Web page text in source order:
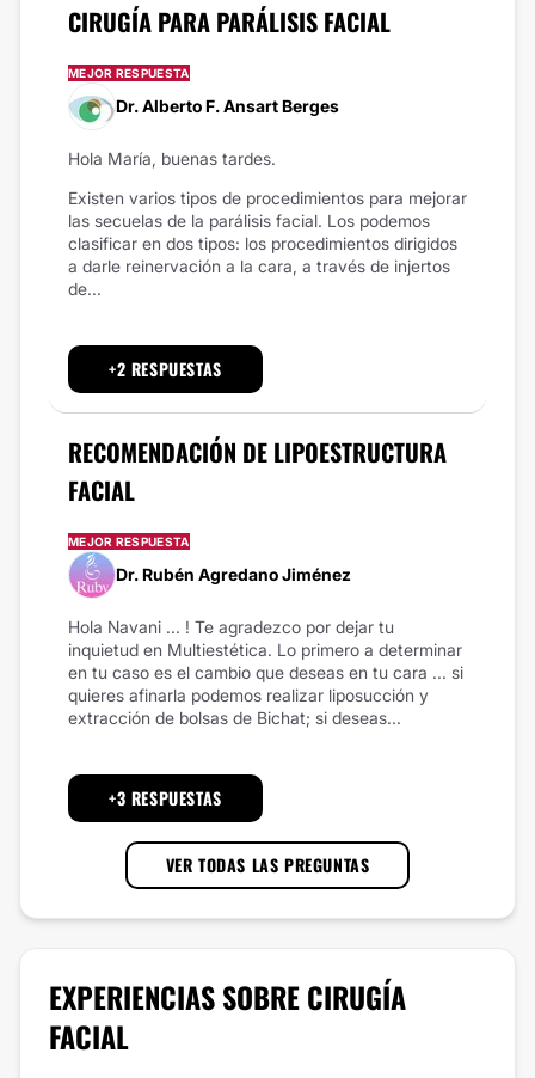
CIRUGÍA PARA PARÁLISIS FACIAL
MEJOR RESPUESTA
Dr. Alberto F. Ansart Berges
Hola María, buenas tardes.
Existen varios tipos de procedimientos para mejorar
las secuelas de la parálisis facial. Los podemos
clasificar en dos tipos: los procedimientos dirigidos
a darle reinervación a la cara, a través de injertos
de...
+2 RESPUESTAS
RECOMENDACIÓN DE LIPOESTRUCTURA
FACIAL
MEJOR RESPUESTA
Dr. Rubén Agredano Jiménez
Hola Navani ... ! Te agradezco por dejar tu
inquietud en Multiestética. Lo primero a determinar
en tu caso es el cambio que deseas en tu cara ... si
quieres afinarla podemos realizar liposucción y
extracción de bolsas de Bichat; si deseas...
+3 RESPUESTAS
VER TODAS LAS PREGUNTAS
EXPERIENCIAS SOBRECIRUGÍA
FACIAL